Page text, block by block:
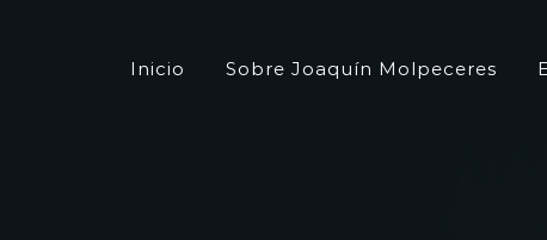
Inicio Sobre Joaquín Molpeceres